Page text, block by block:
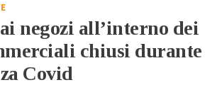
negozi all’interno dei
chiusi durante
Covid